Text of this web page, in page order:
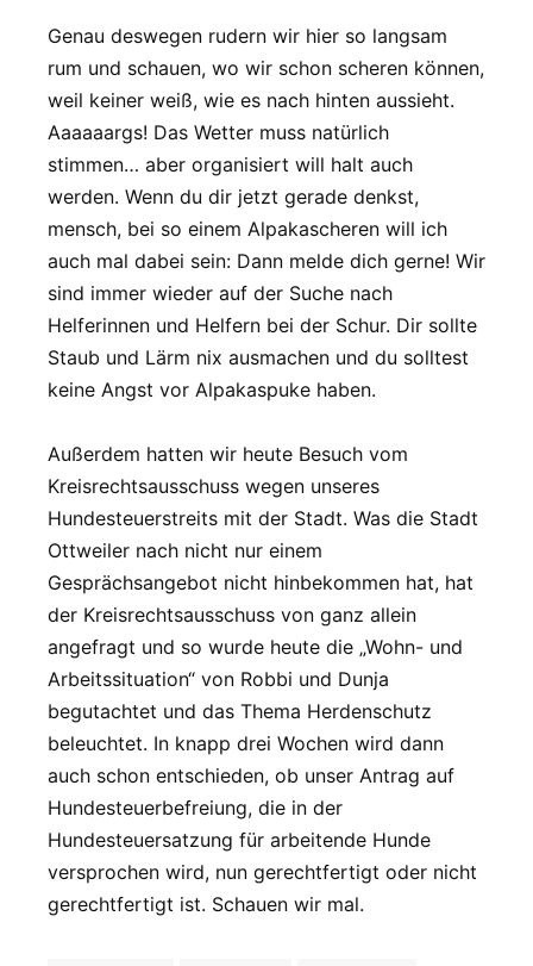
Genau deswegen rudern wir hier so langsam
rum und schauen, wo wir schon scheren können,
weil keiner weiß, wie es nach hinten aussieht.
Aaaaaargs! Das Wetter muss natürlich
stimmen… aber organisiert will halt auch
werden. Wenn du dir jetzt gerade denkst,
mensch, bei so einem Alpakascheren will ich
auch mal dabei sein: Dann melde dich gerne! Wir
sind immer wieder auf der Suche nach
Helferinnen und Helfern bei der Schur. Dir sollte
Staub und Lärm nix ausmachen und du solltest
keine Angst vor Alpakaspuke haben.
Außerdem hatten wir heute Besuch vom
Kreisrechtsausschuss wegen unseres
Hundesteuerstreits mit der Stadt. Was die Stadt
Ottweiler nach nicht nur einem
Gesprächsangebot nicht hinbekommen hat, hat
der Kreisrechtsausschuss von ganz allein
angefragt und so wurde heute die „Wohn- und
Arbeitssituation“ von Robbi und Dunja
begutachtet und das Thema Herdenschutz
beleuchtet. In knapp drei Wochen wird dann
auch schon entschieden, ob unser Antrag auf
Hundesteuerbefreiung, die in der
Hundesteuersatzung für arbeitende Hunde
versprochen wird, nun gerechtfertigt oder nicht
gerechtfertigt ist. Schauen wir mal.